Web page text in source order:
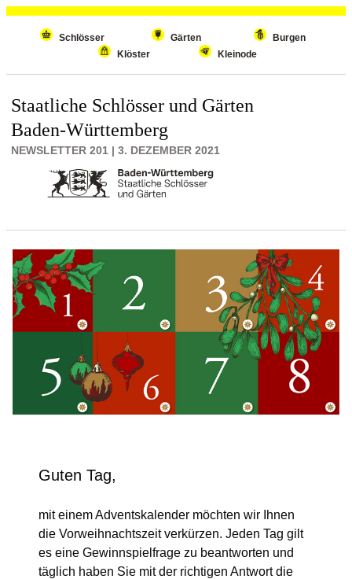
Wiederholenden Inhalt überspringen
Schlösser Gärten
Burgen
Klöster
Kleinode
Staatliche Schlösser und Gärten
Baden-Württemberg
NEWSLETTER 201 | 3. DEZEMBER 2021
Guten Tag,
mit einem Adventskalender möchten wir Ihnen
die Vorweihnachtszeit verkürzen. Jeden Tag gilt
es eine Gewinnspielfrage zu beantworten und
täglich haben Sie mit der richtigen Antwort die